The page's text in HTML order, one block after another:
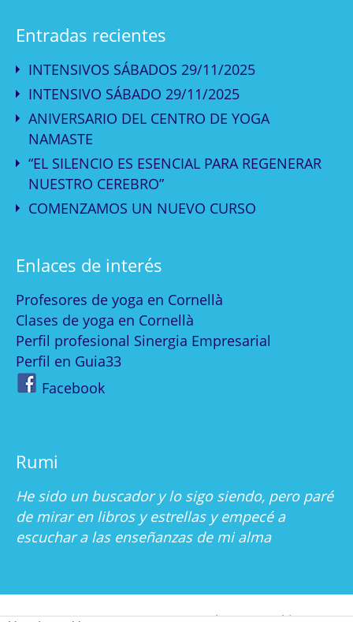
Entradas recientes
INTENSIVOS SÁBADOS 29/11/2025
INTENSIVO SÁBADO 29/11/2025
ANIVERSARIO DEL CENTRO DE YOGA
NAMASTE
“EL SILENCIO ES ESENCIAL PARA REGENERAR
NUESTRO CEREBRO”
COMENZAMOS UN NUEVO CURSO
Enlaces de interés
Profesores de yoga en Cornellà
Clases de yoga en Cornellà
Perfil profesional Sinergia Empresarial
Perfil en Guia33
Facebook
Rumi
He sido un buscador y lo sigo siendo, pero paré
de mirar en libros y estrellas y empecé a
escuchar a las enseñanzas de mi alma